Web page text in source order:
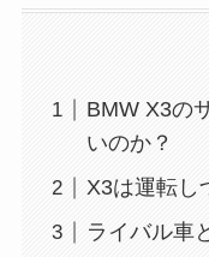
BMW X3の
いのか？
X3は運転し
ライバル車